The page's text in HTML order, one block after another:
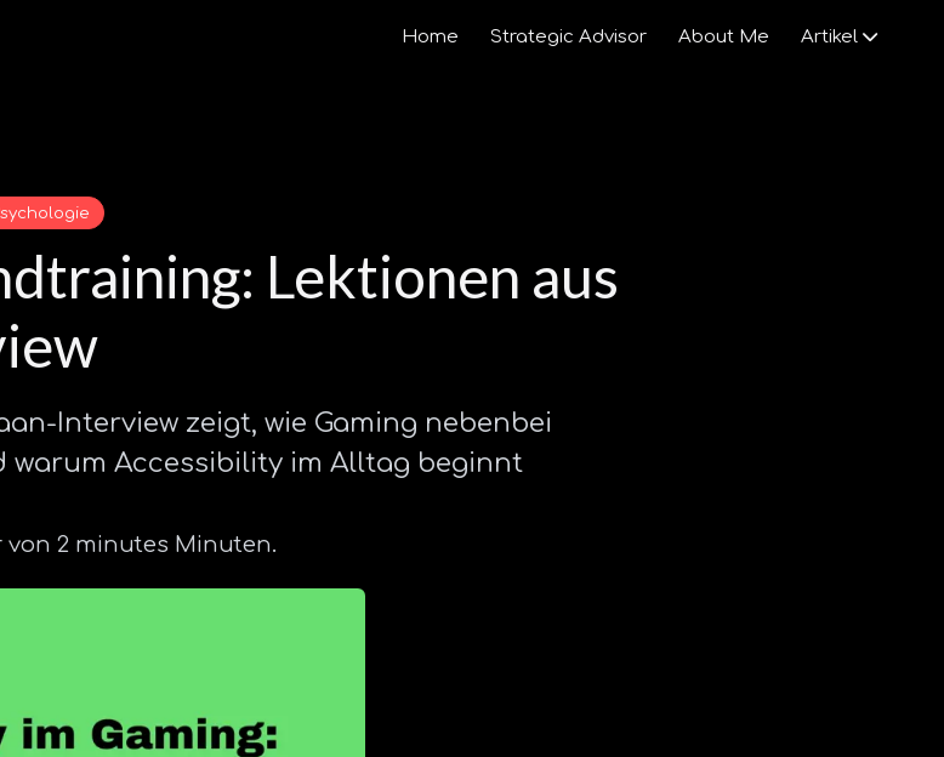
Home Strategic Advisor About Me Artikel
Startups
Lektionen aus
Interview zeigt, wie Gaming nebenbei
Accessibility im Alltag beginnt
von 2 minutes Minuten.